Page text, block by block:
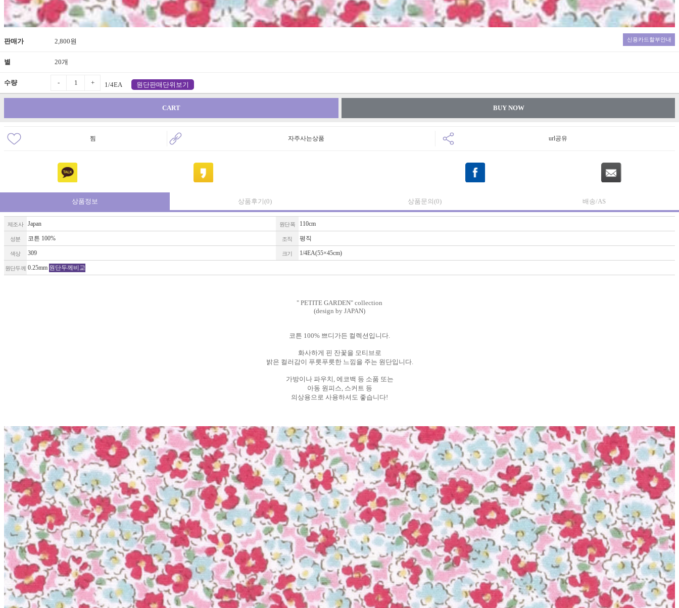
판매가 2,800원 신용카드할부안내
별 20개
수량 - + 1/4EA 원단판매단위보기
CART BUY NOW
찜 자주사는상품 url공유
상품정보 상품후기 (0) 상품문의 (0) 배송/AS
제조사 Japan 원단폭 110cm
성분 코튼 100% 조직 평직
색상 309 크기 1/4EA(55×45cm)
원단두께 0.25mm 원단두께비교
" PETITE GARDEN" collection
(design by JAPAN)
코튼 100% 쁘디가든 컬렉션입니다.
화사하게 핀 잔꽃을 모티브로
밝은 컬러감이 푸릇푸릇한 느낌을 주는 원단입니다.
가방이나 파우치, 에코백 등 소품 또는
아동 원피스, 스커트 등
의상용으로 사용하셔도 좋습니다!